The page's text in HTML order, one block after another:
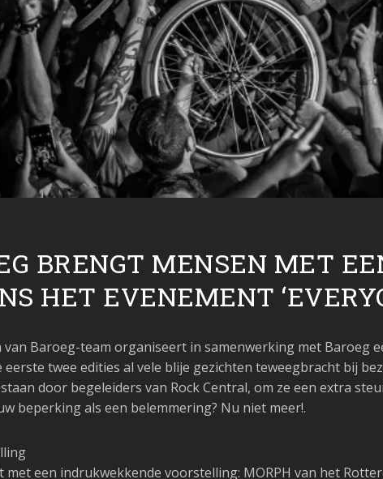
BRENGT MENSEN MET
HET EVENEMENT
van Baroeg-team organiseert in samenwerking met Baroeg
eerste twee edities al vele blije gezichten teweegbracht bij
door begeleiders van Rock Central, om ze een extra
beperking als een belemmering? Nu niet meer!.
met een indrukwekkende voorstelling: MORPH van het